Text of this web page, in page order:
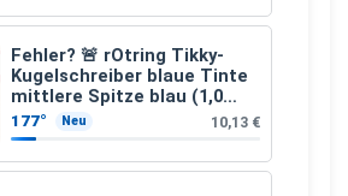
Fehler? 🚨 rOtring Tikky-
Kugelschreiber blaue Tinte
mittlere Spitze blau (1,0
mm – 12 Stück)
177° Neu 10,13 €